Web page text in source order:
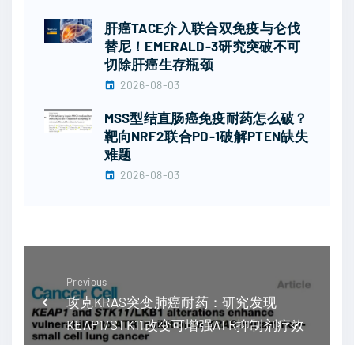
肝癌TACE介入联合双免疫与仑伐
替尼！EMERALD-3研究突破不可
切除肝癌生存瓶颈
2026-08-03
MSS型结直肠癌免疫耐药怎么破？
靶向NRF2联合PD-1破解PTEN缺失
难题
2026-08-03
Previous
攻克KRAS突变肺癌耐药：研究发现
KEAP1/STK11改变可增强ATR抑制剂疗效